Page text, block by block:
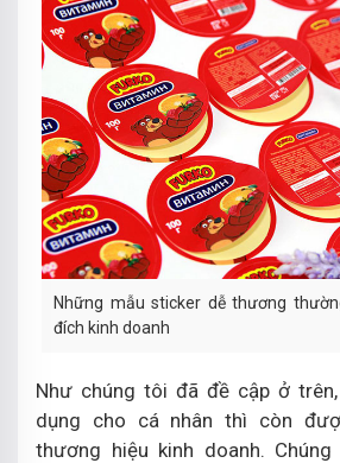
Những mẫu sticker dễ thương
đích kinh doanh
Như chúng tôi đã đề cập ở
dụng cho cá nhân thì còn
thương hiệu kinh doanh.